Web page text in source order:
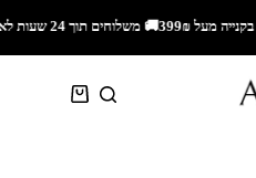
🚚 משלוחים תוך 24 שעות לאזור השרון🚚 משלוחים מהירים לכל הארץ🎁 5% הנחה עם קוד קופון ALIS_5📦 משלוח חינם בקנייה מעל 299₪